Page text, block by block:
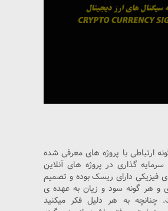
ارتباطی با پروژه های معرفی شده
گذاری در پروژه های آنلاین
فیزیکی دارای ریسک بوده و تصمیم
و هر گونه سود و زیان به عهده ی
به هر دلیل فکر میکنید